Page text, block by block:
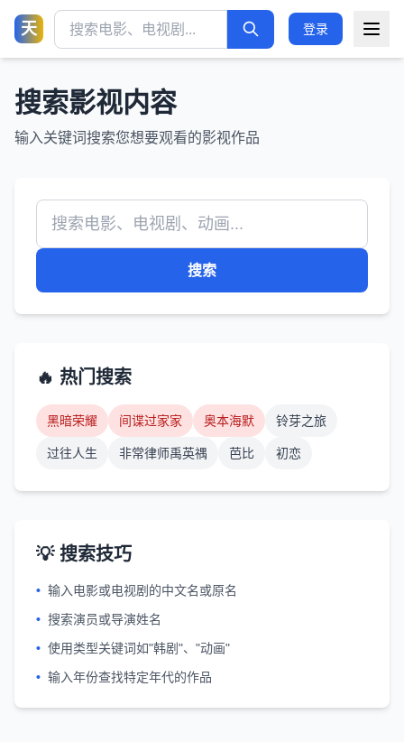
天 登录
搜索影视内容
输入关键词搜索您想要观看的影视作品
搜索
🔥 热门搜索
黑暗荣耀 间谍过家家 奥本海默 铃芽之旅
过往人生 非常律师禹英禑 芭比 初恋
💡 搜索技巧
• 输入电影或电视剧的中文名或原名
• 搜索演员或导演姓名
• 使用类型关键词如"韩剧"、"动画"
• 输入年份查找特定年代的作品